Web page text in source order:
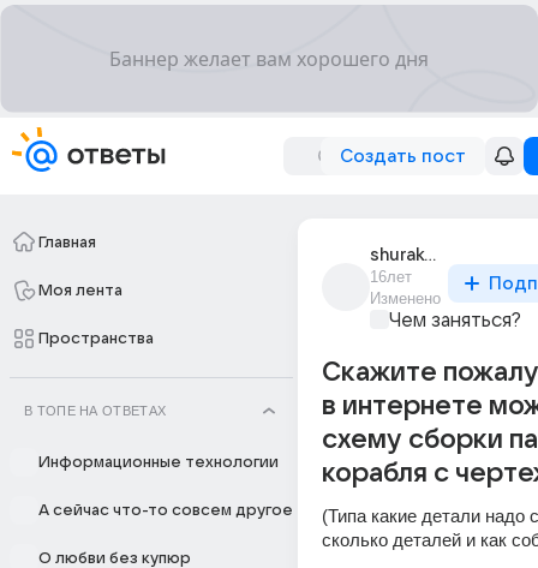
Создать пост
Главная
Моя лента
Пространства
В ТОПЕ НА ОТВЕТАХ
Информационные технологии
А сейчас что-то совсем другое
О любви без купюр
shurakov_nikolai
16лет
Изменено
Чем заняться?
Скажите
в интернете
схему сборки
корабля с
(Типа какие детали надо
сколько деталей и как